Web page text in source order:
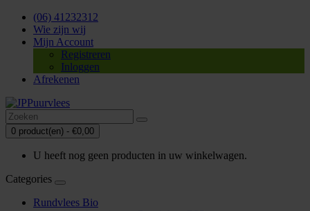
(06) 41232312
Wie zijn wij
Mijn Account
Registreren
Inloggen
Afrekenen
0 product(en) - €0,00
U heeft nog geen producten in uw winkelwagen.
Categories
Rundvlees Bio